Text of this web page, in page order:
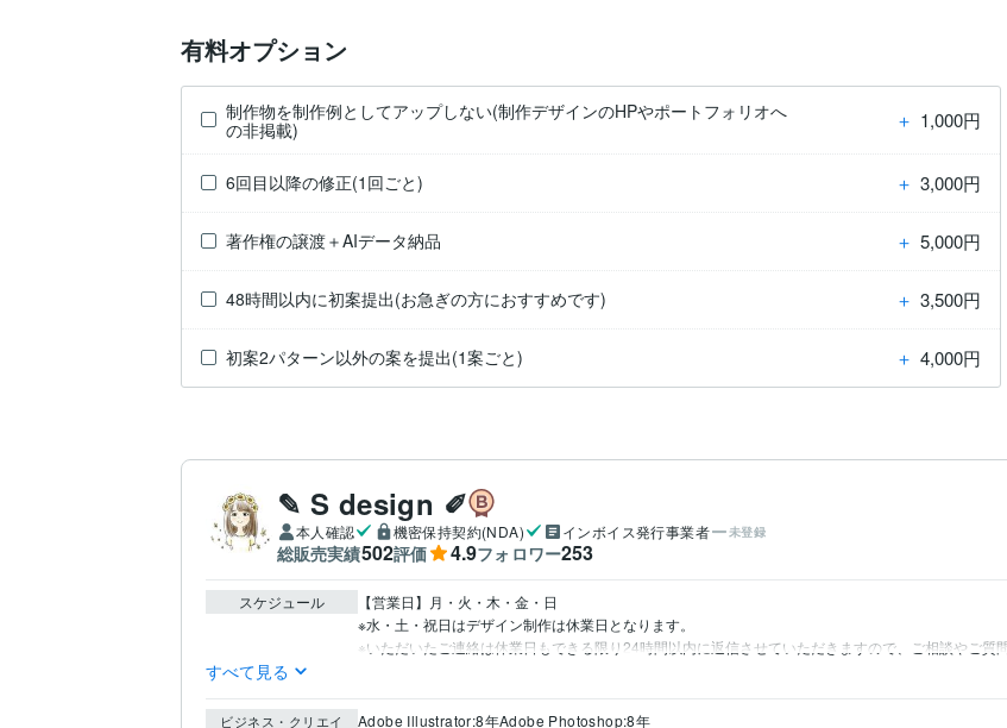
有料オプション
制作物を制作例としてアップしない(制作デザインのHPやポートフォリオへ
の非掲載)
＋ 1,000円
6回目以降の修正(1回ごと) ＋ 3,000円
著作権の譲渡＋AIデータ納品 ＋ 5,000円
48時間以内に初案提出(お急ぎの方におすすめです) ＋ 3,500円
初案2パターン以外の案を提出(1案ごと) ＋ 4,000円
✎ S design ✐
本人確認 機密保持契約(NDA) インボイス発行事業者 未登録
総販売実績502評価 4.9フォロワー253
スケジュール
【営業日】月・火・木・金・日
※水・土・祝日はデザイン制作は休業日となります。
※いただいたご連絡は休業日もできる限り24時間以内に返信させていただきますので、ご相談やご
すべて見る
ビジネス・クリエイ Adobe Illustrator:8年Adobe Photoshop:8年